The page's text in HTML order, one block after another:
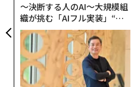
〜決断する人のAI〜大規模組
織が挑む「AIフル実装」“使
う”企業から“動く”企業へ【N
TTドコモビジネス×PwC】